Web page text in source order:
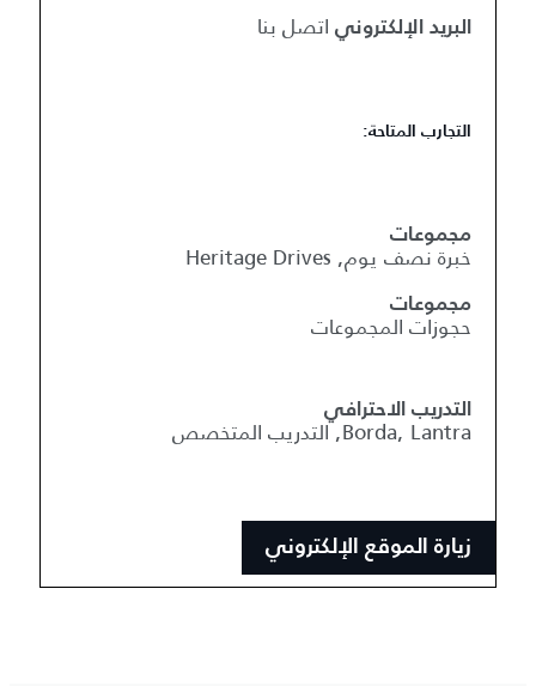
البريد الإلكتروني اتصل بنا
التجارب المتاحة:
مجموعات
خبرة نصف يوم, Heritage Drives
مجموعات
حجوزات المجموعات
التدريب الاحترافي
Borda, Lantra, التدريب المتخصص
زيارة الموقع الإلكتروني